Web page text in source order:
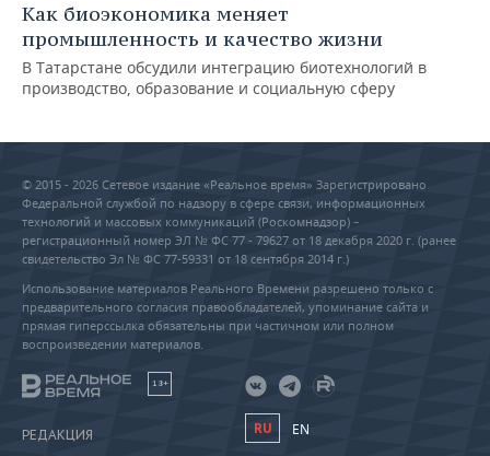
Как биоэкономика меняет
промышленность и качество жизни
В Татарстане обсудили интеграцию биотехнологий в
производство, образование и социальную сферу
© 2015 - 2026 Сетевое издание «Реальное время» Зарегистрировано
Федеральной службой по надзору в сфере связи, информационных
технологий и массовых коммуникаций (Роскомнадзор) –
регистрационный номер ЭЛ № ФС 77 - 79627 от 18 декабря 2020 г. (ранее
свидетельство Эл № ФС 77-59331 от 18 сентября 2014 г.)
Использование материалов Реального Времени разрешено только с
предварительного согласия правообладателей, упоминание сайта и
прямая гиперссылка обязательны при частичном или полном
воспроизведении материалов.
18+
РЕДАКЦИЯ
RU EN